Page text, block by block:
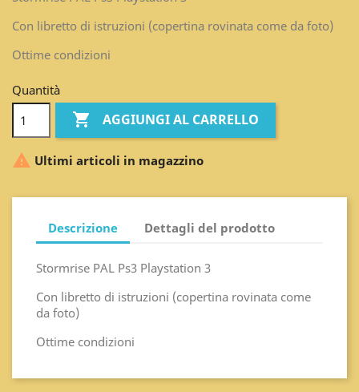
Con libretto di istruzioni (copertina rovinata come da foto)
Ottime condizioni
Quantità
 AGGIUNGI AL CARRELLO
 Ultimi articoli in magazzino
Descrizione Dettagli del prodotto
Stormrise PAL Ps3 Playstation 3
Con libretto di istruzioni (copertina rovinata come
da foto)
Ottime condizioni